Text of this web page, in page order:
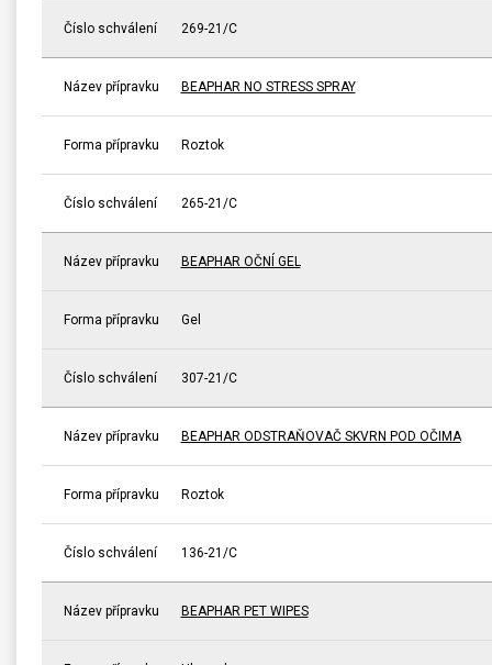
Číslo schválení 269-21/C
Název přípravku BEAPHAR NO STRESS SPRAY
Forma přípravku Roztok
Číslo schválení 265-21/C
Název přípravku BEAPHAR OČNÍ GEL
Forma přípravku Gel
Číslo schválení 307-21/C
Název přípravku BEAPHAR ODSTRAŇOVAČ SKVRN POD OČIMA
Forma přípravku Roztok
Číslo schválení 136-21/C
Název přípravku BEAPHAR PET WIPES